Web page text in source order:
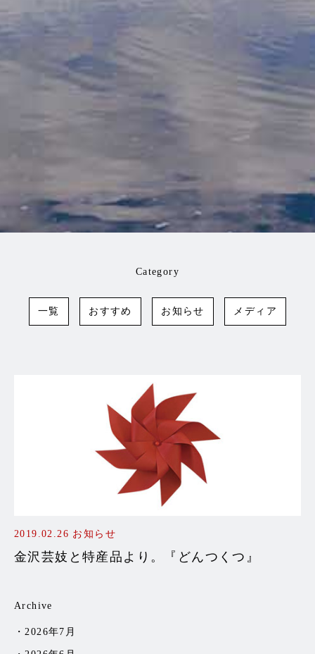
Category
一覧 おすすめ お知らせ メディア
2019.02.26 お知らせ
金沢芸妓と特産品より。『どんつくつ』
Archive
2026年7月